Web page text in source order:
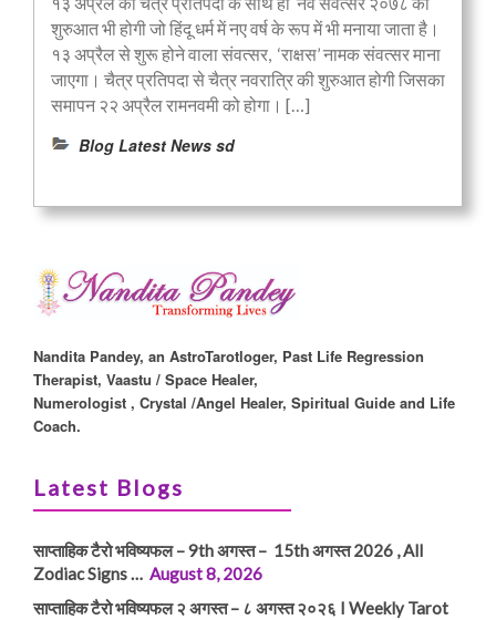
शुरुआत भी होगी जो हिंदू धर्म में नए वर्ष के रूप में भी मनाया जाता है।
१३ अप्रैल से शुरू होने वाला संवत्सर, ‘राक्षस’ नामक संवत्सर माना
जाएगा। चैत्र प्रतिपदा से चैत्र नवरात्रि की शुरुआत होगी जिसका
समापन २२ अप्रैल रामनवमी को होगा। […]
Blog Latest News sd
Nandita Pandey, an AstroTarotloger, Past Life Regression
Therapist, Vaastu / Space Healer,
Numerologist , Crystal /Angel Healer, Spiritual Guide and Life
Coach.
Latest Blogs
साप्ताहिक टैरो भविष्यफल – 9th अगस्त – 15th अगस्त 2026 , All
Zodiac Signs … August 8, 2026
साप्ताहिक टैरो भविष्यफल २ अगस्त – ८ अगस्त २०२६ I Weekly Tarot